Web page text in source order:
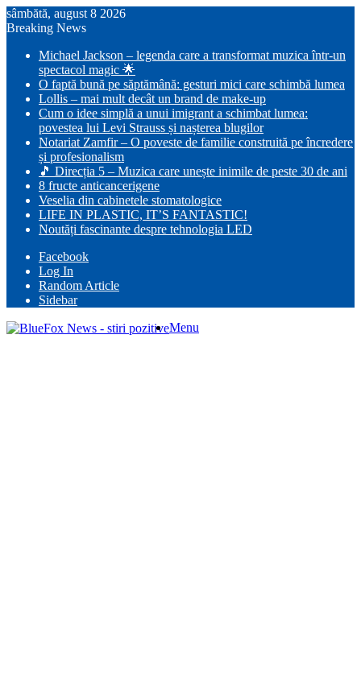
sâmbătă, august 8 2026
Breaking News
Michael Jackson – legenda care a transformat muzica într-un
spectacol magic 🌟
O faptă bună pe săptămână: gesturi mici care schimbă lumea
Lollis – mai mult decât un brand de make-up
Cum o idee simplă a unui imigrant a schimbat lumea:
povestea lui Levi Strauss și nașterea blugilor
Notariat Zamfir – O poveste de familie construită pe încredere
și profesionalism
🎵 Direcția 5 – Muzica care unește inimile de peste 30 de ani
8 fructe anticancerigene
Veselia din cabinetele stomatologice
LIFE IN PLASTIC, IT’S FANTASTIC!
Noutăți fascinante despre tehnologia LED
Facebook
Log In
Random Article
Sidebar
Menu